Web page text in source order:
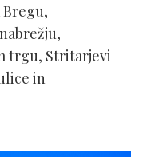
Bregu,
trgu, Stritarjevi
in